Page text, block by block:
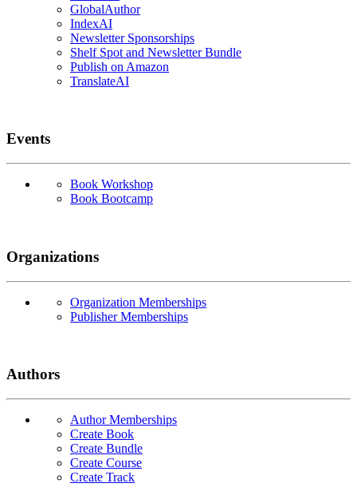
GlobalAuthor
IndexAI
Newsletter Sponsorships
Shelf Spot and Newsletter Bundle
Publish on Amazon
TranslateAI
Events
Book Workshop
Book Bootcamp
Organizations
Organization Memberships
Publisher Memberships
Authors
Author Memberships
Create Book
Create Bundle
Create Course
Create Track